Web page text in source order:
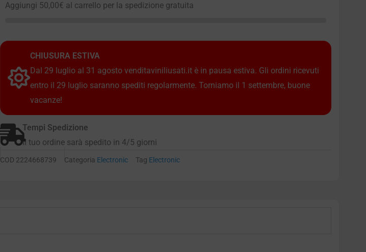
Aggiungi 50,00€ al carrello per la spedizione gratuita
CHIUSURA ESTIVA
Dal 29 luglio al 31 agosto venditaviniliusati.it è in pausa estiva. Gli ordini ricevuti
entro il 29 luglio saranno spediti regolarmente. Torniamo il 1 settembre, buone
vacanze!
Tempi Spedizione
Il tuo ordine sarà spedito in 4/5 giorni
COD 2224668739 Categoria Electronic Tag Electronic